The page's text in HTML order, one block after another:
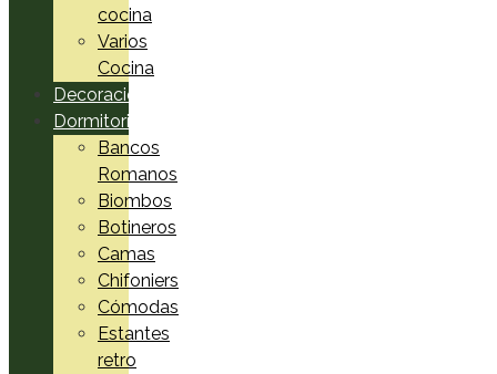
cocina
Varios
Cocina
Decoración
Dormitorio
Bancos
Romanos
Biombos
Botineros
Camas
Chifoniers
Cómodas
Estantes
retro